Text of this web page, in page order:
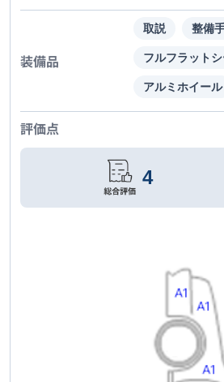
装備品
取説 整備
フルフラットシ
アルミホイール
評価点
4